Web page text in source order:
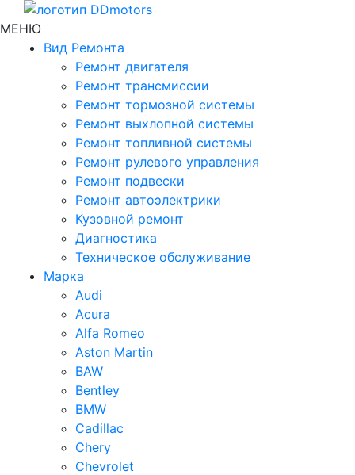
МЕНЮ
Вид Ремонта
Ремонт двигателя
Ремонт трансмиссии
Ремонт тормозной системы
Ремонт выхлопной системы
Ремонт топливной системы
Ремонт рулевого управления
Ремонт подвески
Ремонт автоэлектрики
Кузовной ремонт
Диагностика
Техническое обслуживание
Марка
Audi
Acura
Alfa Romeo
Aston Martin
BAW
Bentley
BMW
Cadillac
Chery
Chevrolet